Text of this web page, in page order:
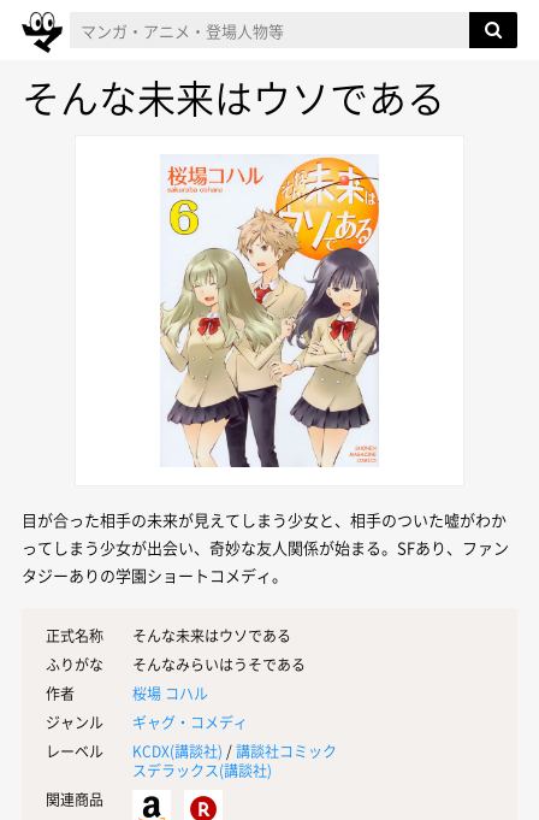
そんな未来はウソである
目が合った相手の未来が見えてしまう少女と、相手のついた嘘がわか
ってしまう少女が出会い、奇妙な友人関係が始まる。SFあり、ファン
タジーありの学園ショートコメディ。
正式名称
そんな未来はウソである
ふりがな
そんなみらいはうそである
作者
桜場 コハル
ジャンル
ギャグ・コメディ
レーベル
KCDX(講談社) /講談社コミック
スデラックス(講談社)
関連商品